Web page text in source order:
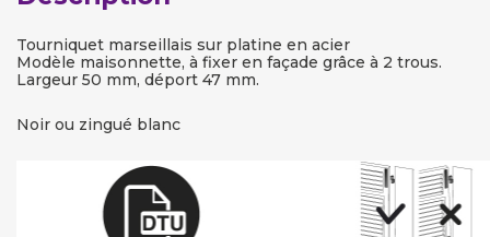
Tourniquet marseillais sur platine en acier
Modèle maisonnette, à fixer en façade grâce à 2 trous.
Largeur 50 mm, déport 47 mm.
Noir ou zingué blanc